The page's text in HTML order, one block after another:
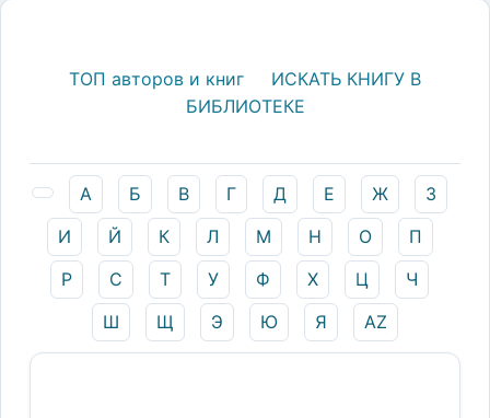
ТОП авторов и книг
ИСКАТЬ КНИГУ В
БИБЛИОТЕКЕ
А Б В Г Д Е Ж
З
И
Й К Л М Н О
П
Р
С Т У Ф Х Ц
Ч
Ш
Щ Э Ю Я AZ